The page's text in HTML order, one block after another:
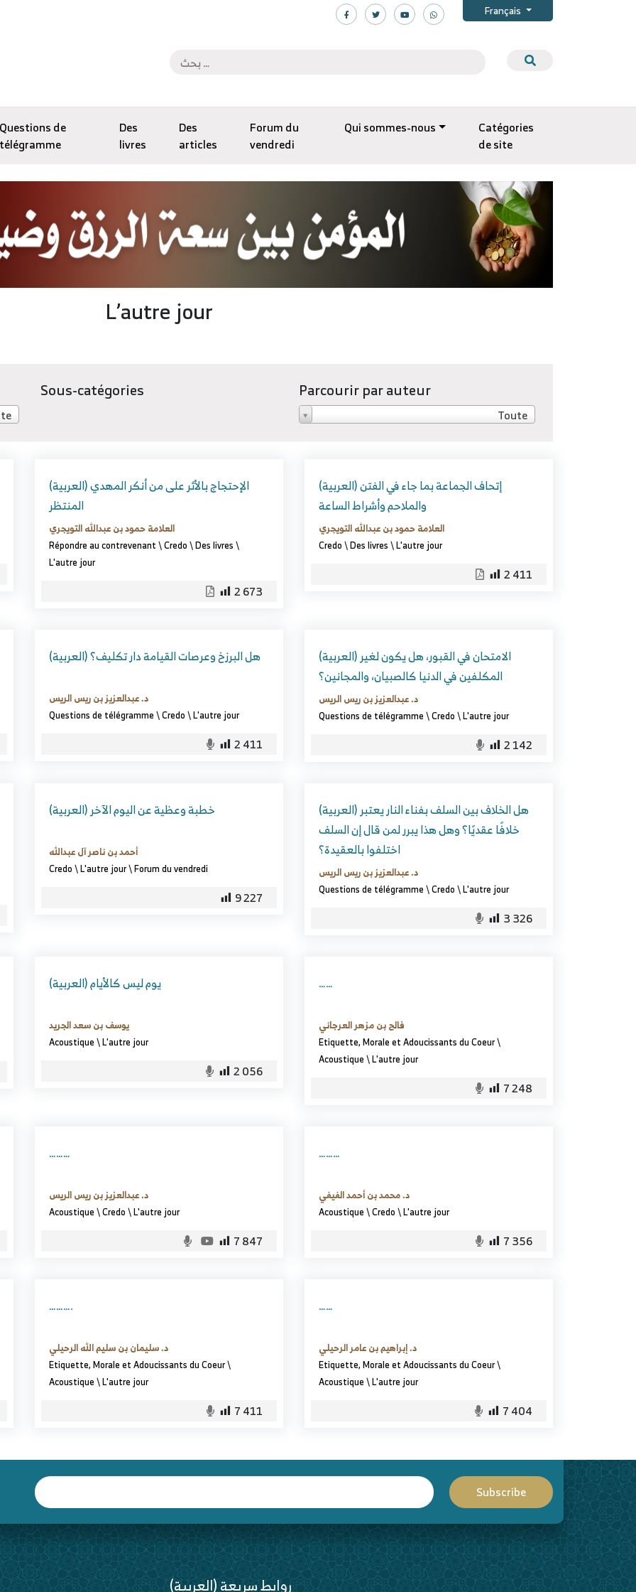
Français
Questions de
télégramme
Des
livres
Des
articles
Forum du
vendredi
Qui sommes-nous
Catégories
de site
L’autre jour
Sous-catégories Parcourir par auteur
Toute
(العربية) الإحتجاج بالأثر على من أنكر المهدي
المنتظر
العلامة حمود بن عبدالله التويجري
Répondre au contrevenant\Credo\Des livres\
L'autre jour
2 673
(العربية) إتحاف الجماعة بما جاء في الفتن
والملاحم وأشراط الساعة
العلامة حمود بن عبدالله التويجري
Credo\Des livres\L'autre jour
2 411
(العربية) هل البرزخ وعرصات القيامة دار تكليف؟
د. عبدالعزيز بن ريس الريس
Questions de télégramme\Credo\L'autre jour
2 411
(العربية) الامتحان في القبور، هل يكون لغير
المكلفين في الدنيا كالصبيان، والمجانين؟
د. عبدالعزيز بن ريس الريس
Questions de télégramme\Credo\L'autre jour
2 142
(العربية) خطبة وعظية عن اليوم الآخر
أحمد بن ناصر آل عبدالله
Credo\L'autre jour\Forum du vendredi
9 227
(العربية) هل الخلاف بين السلف بفناء النار يعتبر
خلافًا عقديًا؟ وهل هذا يبرر لمن قال إن السلف
اختلفوا بالعقيدة؟
د. عبدالعزيز بن ريس الريس
Questions de télégramme\Credo\L'autre jour
3 326
(العربية) يوم ليس كالأيام
يوسف بن سعد الجريد
Acoustique\L'autre jour
2 056
……
فالح بن مزهر العرجاني
Etiquette, Morale et Adoucissants du Coeur\
Acoustique\L'autre jour
7 248
………
د. عبدالعزيز بن ريس الريس
Acoustique\Credo\L'autre jour
7 847
………
د. محمد بن أحمد الفيفي
Acoustique\Credo\L'autre jour
7 356
……….
د. سليمان بن سليم الله الرحيلي
Etiquette, Morale et Adoucissants du Coeur\
Acoustique\L'autre jour
7 411
……
د. إبراهيم بن عامر الرحيلي
Etiquette, Morale et Adoucissants du Coeur\
Acoustique\L'autre jour
7 404
(العربية) روابط سريعة